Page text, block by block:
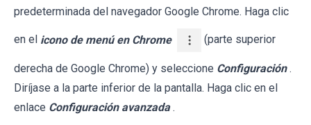
predeterminada del navegador Google Chrome. Haga clic
en el icono de menú en Chrome (parte superior
derecha de Google Chrome) y seleccione Configuración .
Diríjase a la parte inferior de la pantalla. Haga clic en el
enlace Configuración avanzada .